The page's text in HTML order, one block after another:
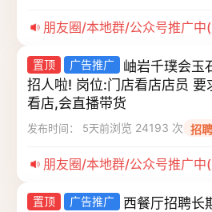
朋友圈/本地群/公众号推广中
置顶 广告推广
岫岩千璞会玉
招人啦! 岗位:门店看店店员 要
看店,会直播带货
发布时间： 5天前浏览 24193 次 招聘
朋友圈/本地群/公众号推广中
置顶 广告推广
西餐厅招聘长